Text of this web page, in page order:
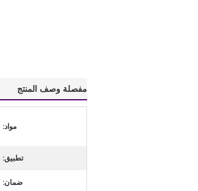
مفصلة وصف المنتج
مواد:
تطبيق:
ضمان: